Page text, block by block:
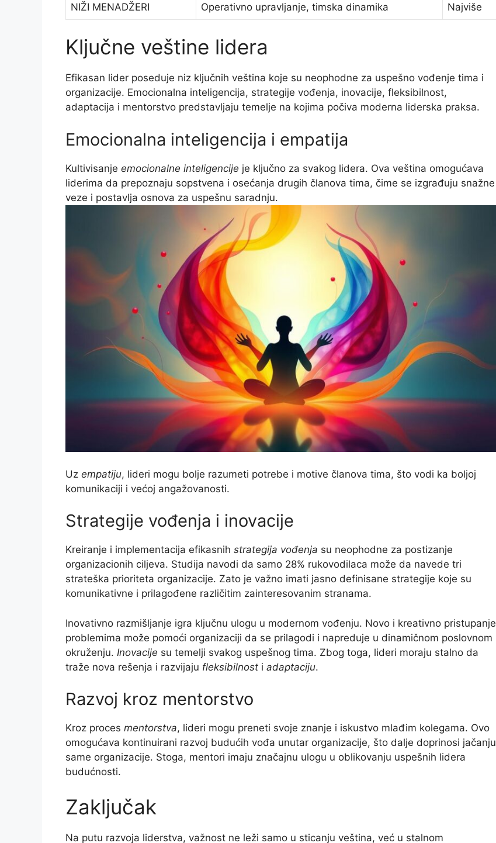
NIŽI MENADŽERI Operativno upravljanje, timska dinamika Najviše
Ključne veštine lidera
Efikasan lider poseduje niz ključnih veština koje su neophodne za uspešno vođenje tima i
organizacije. Emocionalna inteligencija, strategije vođenja, inovacije, fleksibilnost,
adaptacija i mentorstvo predstavljaju temelje na kojima počiva moderna liderska praksa.
Emocionalna inteligencija i empatija
Kultivisanje emocionalne inteligencije je ključno za svakog lidera. Ova veština omogućava
liderima da prepoznaju sopstvena i osećanja drugih članova tima, čime se izgrađuju snažne
veze i postavlja osnova za uspešnu saradnju.
Uz empatiju, lideri mogu bolje razumeti potrebe i motive članova tima, što vodi ka boljoj
komunikaciji i većoj angažovanosti.
Strategije vođenja i inovacije
Kreiranje i implementacija efikasnih strategija vođenja su neophodne za postizanje
organizacionih ciljeva. Studija navodi da samo 28% rukovodilaca može da navede tri
strateška prioriteta organizacije. Zato je važno imati jasno definisane strategije koje su
komunikativne i prilagođene različitim zainteresovanim stranama.
Inovativno razmišljanje igra ključnu ulogu u modernom vođenju. Novo i kreativno pristupanje
problemima može pomoći organizaciji da se prilagodi i napreduje u dinamičnom poslovnom
okruženju. Inovacije su temelji svakog uspešnog tima. Zbog toga, lideri moraju stalno da
traže nova rešenja i razvijaju fleksibilnost i adaptaciju.
Razvoj kroz mentorstvo
Kroz proces mentorstva, lideri mogu preneti svoje znanje i iskustvo mlađim kolegama. Ovo
omogućava kontinuirani razvoj budućih vođa unutar organizacije, što dalje doprinosi jačanju
same organizacije. Stoga, mentori imaju značajnu ulogu u oblikovanju uspešnih lidera
budućnosti.
Zaključak
Na putu razvoja liderstva, važnost ne leži samo u sticanju veština, već u stalnom